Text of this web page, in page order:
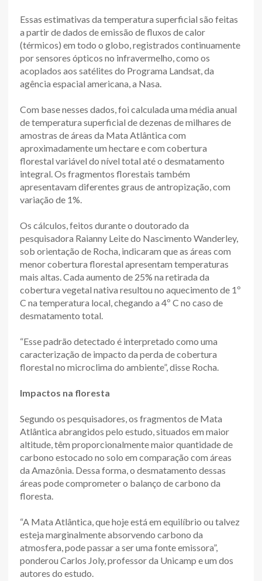
Essas estimativas da temperatura superficial são feitas
a partir de dados de emissão de fluxos de calor
(térmicos) em todo o globo, registrados continuamente
por sensores ópticos no infravermelho, como os
acoplados aos satélites do Programa Landsat, da
agência espacial americana, a Nasa.
Com base nesses dados, foi calculada uma média anual
de temperatura superficial de dezenas de milhares de
amostras de áreas da Mata Atlântica com
aproximadamente um hectare e com cobertura
florestal variável do nível total até o desmatamento
integral. Os fragmentos florestais também
apresentavam diferentes graus de antropização, com
variação de 1%.
Os cálculos, feitos durante o doutorado da
pesquisadora Raianny Leite do Nascimento Wanderley,
sob orientação de Rocha, indicaram que as áreas com
menor cobertura florestal apresentam temperaturas
mais altas. Cada aumento de 25% na retirada da
cobertura vegetal nativa resultou no aquecimento de 1º
C na temperatura local, chegando a 4º C no caso de
desmatamento total.
“Esse padrão detectado é interpretado como uma
caracterização de impacto da perda de cobertura
florestal no microclima do ambiente”, disse Rocha.
Impactos na floresta
Segundo os pesquisadores, os fragmentos de Mata
Atlântica abrangidos pelo estudo, situados em maior
altitude, têm proporcionalmente maior quantidade de
carbono estocado no solo em comparação com áreas
da Amazônia. Dessa forma, o desmatamento dessas
áreas pode comprometer o balanço de carbono da
floresta.
“A Mata Atlântica, que hoje está em equilíbrio ou talvez
esteja marginalmente absorvendo carbono da
atmosfera, pode passar a ser uma fonte emissora”,
ponderou Carlos Joly, professor da Unicamp e um dos
autores do estudo.